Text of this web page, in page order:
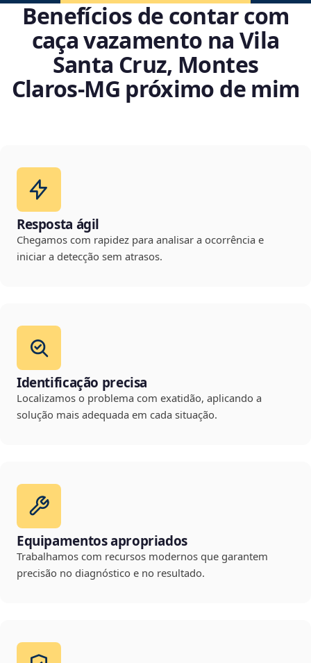
Benefícios de contar com
caça vazamento na Vila
Santa Cruz, Montes
Claros‑MG próximo de mim
Resposta ágil
Chegamos com rapidez para analisar a ocorrência e
iniciar a detecção sem atrasos.
Identificação precisa
Localizamos o problema com exatidão, aplicando a
solução mais adequada em cada situação.
Equipamentos apropriados
Trabalhamos com recursos modernos que garantem
precisão no diagnóstico e no resultado.